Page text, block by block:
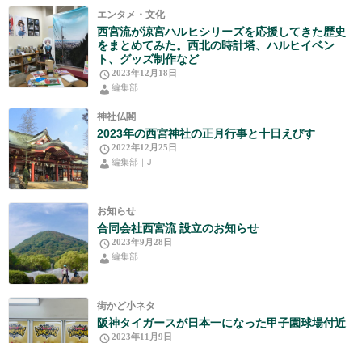
エンタメ・文化
西宮流が涼宮ハルヒシリーズを応援してきた歴史
をまとめてみた。西北の時計塔、ハルヒイベン
ト、グッズ制作など
2023年12月18日
編集部
神社仏閣
2023年の西宮神社の正月行事と十日えびす
2022年12月25日
編集部｜J
お知らせ
合同会社西宮流 設立のお知らせ
2023年9月28日
編集部
街かど小ネタ
阪神タイガースが日本一になった甲子園球場付近
2023年11月9日